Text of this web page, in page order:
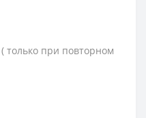
только при повторном